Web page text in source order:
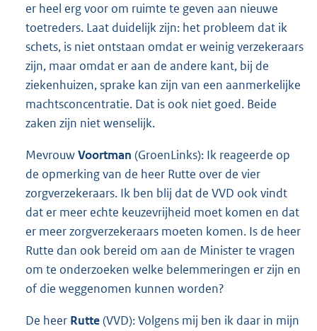
er heel erg voor om ruimte te geven aan nieuwe
toetreders. Laat duidelijk zijn: het probleem dat ik
schets, is niet ontstaan omdat er weinig verzekeraars
zijn, maar omdat er aan de andere kant, bij de
ziekenhuizen, sprake kan zijn van een aanmerkelijke
machtsconcentratie. Dat is ook niet goed. Beide
zaken zijn niet wenselijk.
MevrouwVoortman (GroenLinks): Ik reageerde op
de opmerking van de heer Rutte over de vier
zorgverzekeraars. Ik ben blij dat de VVD ook vindt
dat er meer echte keuzevrijheid moet komen en dat
er meer zorgverzekeraars moeten komen. Is de heer
Rutte dan ook bereid om aan de Minister te vragen
om te onderzoeken welke belemmeringen er zijn en
of die weggenomen kunnen worden?
De heer Rutte(VVD): Volgens mij ben ik daar in mijn